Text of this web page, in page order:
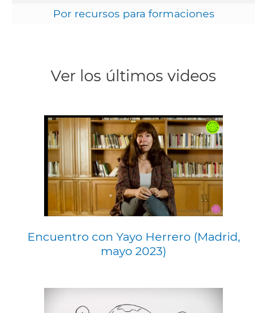
Por recursos para formaciones
Ver los últimos videos
Encuentro con Yayo Herrero (Madrid,
mayo 2023)